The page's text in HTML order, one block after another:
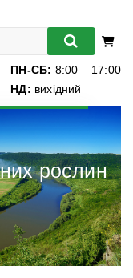
ПН-СБ: 8:00 – 17:00
НД: вихідний
Різдвяні